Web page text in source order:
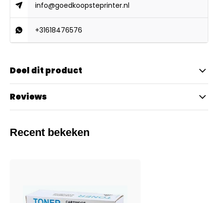
info@goedkoopsteprinter.nl
+31618476576
Deel dit product
Reviews
Recent bekeken